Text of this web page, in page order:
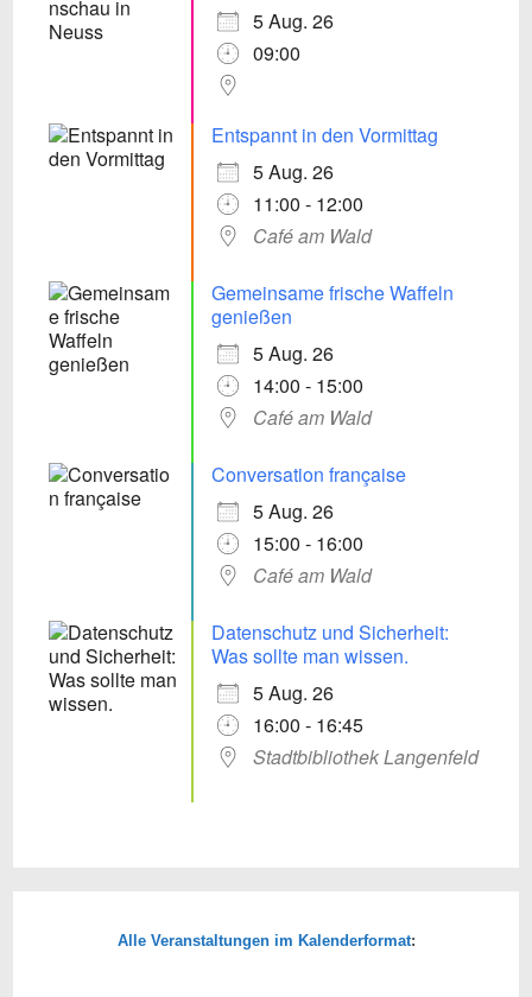
5 Aug. 26
09:00
Entspannt in den Vormittag
5 Aug. 26
11:00 - 12:00
Café am Wald
Gemeinsame frische Waffeln
genießen
5 Aug. 26
14:00 - 15:00
Café am Wald
Conversation française
5 Aug. 26
15:00 - 16:00
Café am Wald
Datenschutz und Sicherheit:
Was sollte man wissen.
5 Aug. 26
16:00 - 16:45
Stadtbibliothek Langenfeld
Alle Veranstaltungen im Kalenderformat: